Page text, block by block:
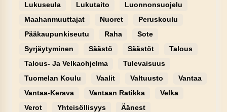
Lukuseula
Lukutaito
Luonnonsuojelu
Maahanmuuttajat
Nuoret
Peruskoulu
Pääkaupunkiseutu
Raha
Sote
Syrjäytyminen
Säästö Säästöt
Talous
Talous- Ja Velkaohjelma
Tulevaisuus
Tuomelan Koulu
Vaalit Valtuusto
Vantaa
Vantaa-Kerava
Vantaan Ratikka
Velka
Verot
Yhteisöllisyys Äänest